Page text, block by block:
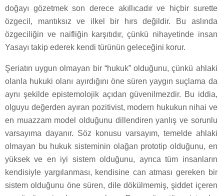
doğayı gözetmek son derece akıllıcadır ve hiçbir surette
özgecil, mantıksız ve ilkel bir hırs değildir. Bu aslında
özgeciliğin ve naifliğin karşıtıdır, çünkü nihayetinde insan
Yasayı takip ederek kendi türünün geleceğini korur.
Şeriatın uygun olmayan bir “hukuk” olduğunu, çünkü ahlaki
olanla hukuki olanı ayırdığını öne süren yaygın suçlama da
aynı şekilde epistemolojik açıdan güvenilmezdir. Bu iddia,
olguyu değerden ayıran pozitivist, modern hukukun nihai ve
en muazzam model olduğunu dillendiren yanlış ve sorunlu
varsayıma dayanır. Söz konusu varsayım, temelde ahlaki
olmayan bu hukuk sisteminin olağan prototip olduğunu, en
yüksek ve en iyi sistem olduğunu, ayrıca tüm insanların
kendisiyle yargılanması, kendisine can atması gereken bir
sistem olduğunu öne süren, dile dökülmemiş, şiddet içeren